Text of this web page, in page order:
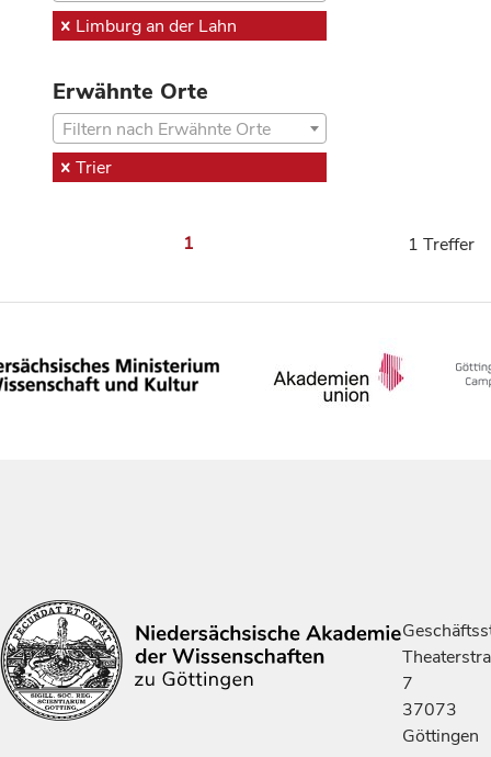
Limburg an der Lahn
Erwähnte Orte
Filtern nach Erwähnte Orte
Trier
1 1 Treffer
7
37073
Göttingen